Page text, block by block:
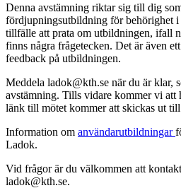
Denna avstämning riktar sig till dig
fördjupningsutbildning för behörighet
tillfälle att prata om utbildningen, ifall
finns några frågetecken. Det är även
feedback på utbildningen.
Meddela ladok@kth.se när du är klar,
avstämning. Tills vidare kommer vi att
länk till mötet kommer att skickas ut till
Information om användarutbildningar
Ladok.
Vid frågor är du välkommen att
ladok@kth.se.